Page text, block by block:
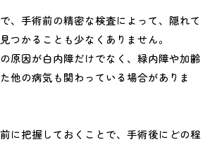
、手術前の精密な検査によって、隠れて
つかることも少なくありません。
原因が白内障だけでなく、緑内障や加齢
他の病気も関わっている場合がありま
に把握しておくことで、手術後にどの程